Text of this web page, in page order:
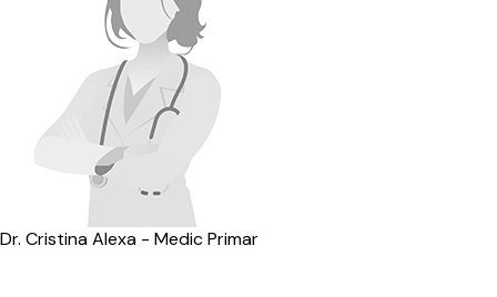
Dr. Cristina Alexa - Medic Primar